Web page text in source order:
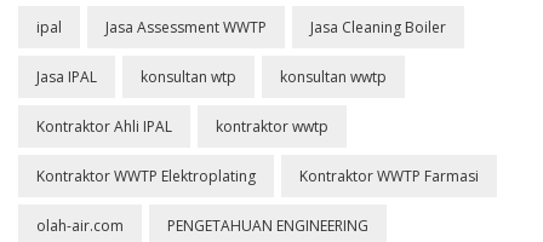
ipal Jasa Assessment WWTP Jasa Cleaning Boiler
Jasa IPAL konsultan wtp konsultan wwtp
Kontraktor Ahli IPAL kontraktor wwtp
Kontraktor WWTP Elektroplating Kontraktor WWTP Farmasi
olah-air.com PENGETAHUAN ENGINEERING